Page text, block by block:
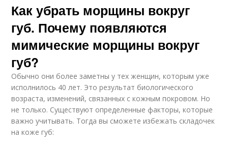
Как убрать морщины вокруг
губ. Почему появляются
мимические морщины вокруг
губ?
Обычно они более заметны у тех женщин, которым уже
исполнилось 40 лет. Это результат биологического
возраста, изменений, связанных с кожным покровом. Но
не только. Существуют определенные факторы, которые
важно учитывать. Тогда вы сможете избежать складочек
на коже губ: